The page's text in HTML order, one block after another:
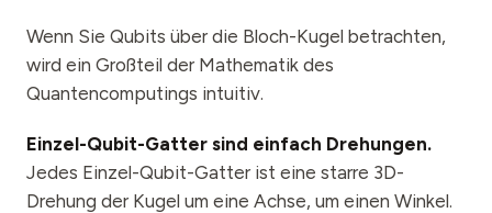
Wenn Sie Qubits über die Bloch-Kugel betrachten,
wird ein Großteil der Mathematik des
Quantencomputings intuitiv.
Einzel-Qubit-Gatter sind einfach Drehungen.
Jedes Einzel-Qubit-Gatter ist eine starre 3D-
Drehung der Kugel um eine Achse, um einen Winkel.